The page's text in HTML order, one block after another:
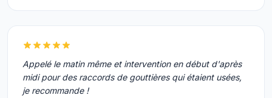
Appelé le matin même et intervention en début d'après
midi pour des raccords de gouttières qui étaient usées,
je recommande !